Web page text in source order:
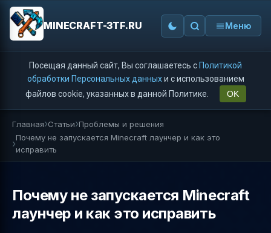
MINECRAFT-3TF.RU Меню
Посещая данный сайт, Вы соглашаетесь с Политикой
обработки Персональных данныхи с использованием
файлов cookie, указанных в данной Политике.
OK
Главная Статьи Проблемы и решения
Почему не запускается Minecraft лаунчер и как это
исправить
Почему не запускается Minecraft
лаунчер и как это исправить